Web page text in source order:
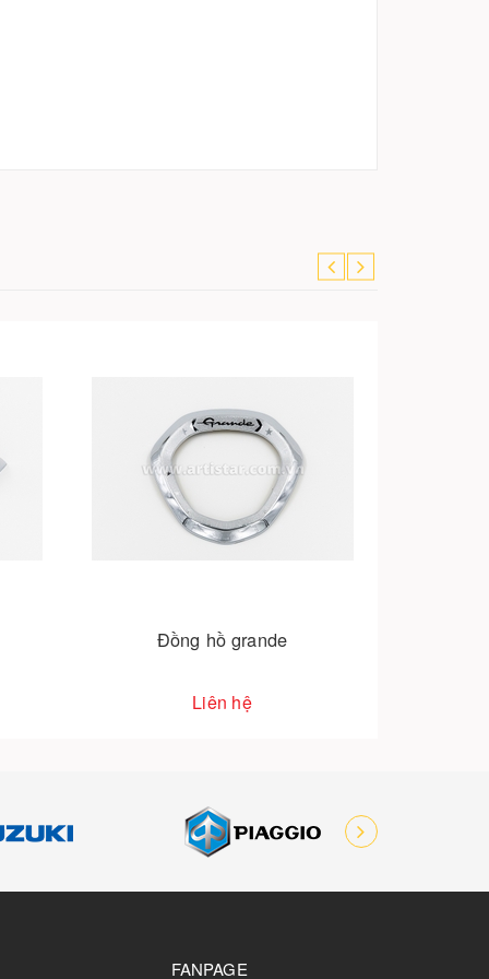
Chụp po grande
Liên hệ
FANPAGE